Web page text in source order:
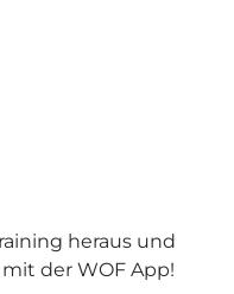
heraus und
der WOF App!